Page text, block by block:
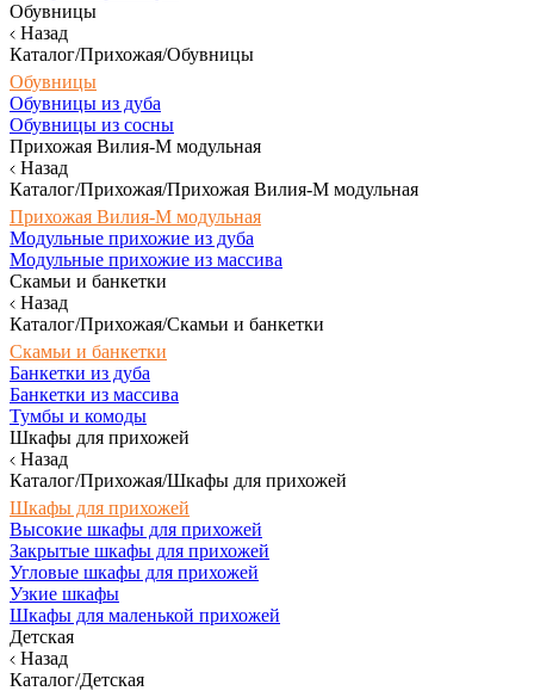
Обувницы
Назад
Каталог/Прихожая/Обувницы
Обувницы
Обувницы из дуба
Обувницы из сосны
Прихожая Вилия-М модульная
Назад
Каталог/Прихожая/Прихожая Вилия-М модульная
Прихожая Вилия-М модульная
Модульные прихожие из дуба
Модульные прихожие из массива
Скамьи и банкетки
Назад
Каталог/Прихожая/Скамьи и банкетки
Скамьи и банкетки
Банкетки из дуба
Банкетки из массива
Тумбы и комоды
Шкафы для прихожей
Назад
Каталог/Прихожая/Шкафы для прихожей
Шкафы для прихожей
Высокие шкафы для прихожей
Закрытые шкафы для прихожей
Угловые шкафы для прихожей
Узкие шкафы
Шкафы для маленькой прихожей
Детская
Назад
Каталог/Детская